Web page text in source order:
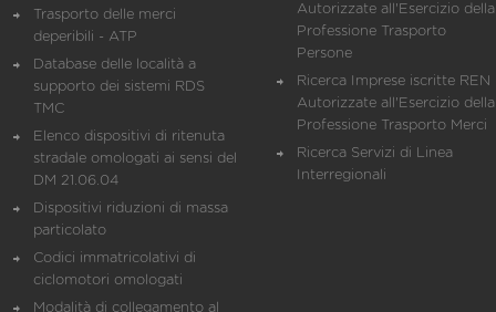
Trasporto delle merci
deperibili - ATP
Database delle località a
supporto dei sistemi RDS
TMC
Elenco dispositivi di ritenuta
stradale omologati ai sensi del
DM 21.06.04
Dispositivi riduzioni di massa
particolato
Codici immatricolativi di
ciclomotori omologati
Modalità di collegamento al
Autorizzate all'Esercizio della
Professione Trasporto
Persone
Ricerca Imprese iscritte REN
Autorizzate all'Esercizio della
Professione Trasporto Merci
Ricerca Servizi di Linea
Interregionali